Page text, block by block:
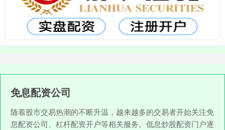
免息配资公司
随着股市交易热潮的不断升温，越来越多的交易者开始关注免
息配资公司、杠杆配资开户等相关服务。低息炒股配资门户逐